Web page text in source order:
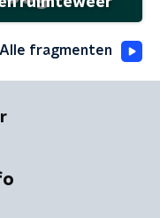
Alle fragmenten